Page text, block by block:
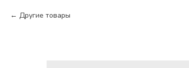
Другие товары